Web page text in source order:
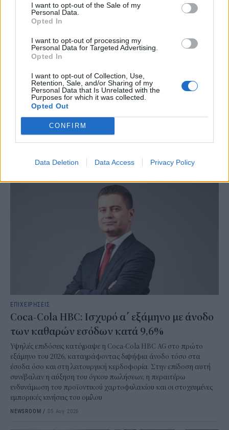
I want to opt-out of the Sale of my
Personal Data.
Opted In
I want to opt-out of processing my
Personal Data for Targeted Advertising.
Opted In
I want to opt-out of Collection, Use,
Retention, Sale, and/or Sharing of my
Personal Data that Is Unrelated with the
Purposes for which it was collected.
Opted Out
CONFIRM
Data Deletion Data Access Privacy Policy
ΕΠΙΧΕΙΡΗΣΕΙΣ
Λάρισα Θερμοηλεκτρική: Στην ΑΒΑΞ η
800 MW
Την υπογραφή σύμβασης με τη Λάρισα Θερμοηλεκτρική
ανακοίνωσε ο Όμιλος ΑΒΑΞ, αναλαμβάνοντας τη μελέτη, την
κατασκευή και τη λειτουργία μονάδας ηλεκτροπαραγωγής
συνδυασμένου κύκλου, ισχύος 800 MW. Η νέα ανάθεση
επιβεβαιώνει την ισχυρή παρουσία και την τεχνογνωσία του Ομίλου
στην υλοποίηση μεγάλων ενεργειακών έργων.
NEWSROOM / 05 Αυγ 2026
ΕΠΙΧΕΙΡΗΣΕΙΣ
Coca-Cola HBC: Ισχυρό α΄ εξάμηνο με άνοδο
των καθαρών εσόδων κατά 9,6%
Υψηλές επιδόσεις κατέγραψε η Coca-Cola HBC AG στο πρώτο
εξάμηνο του 2026, καταγράφοντας διψήφια άνοδο τόσο στα
έσοδα όσο και στη λειτουργική κερδοφορία. Στην επίδοση αυτή
συνέβαλαν η αύξηση του όγκου πωλήσεων, η περαιτέρω
ενδυνάμωση του προϊοντικού χαρτοφυλακίου και οι στοχευμένες
εμπορικές κινήσεις του ομίλου
NEWSROOM / 05 Αυγ 2026